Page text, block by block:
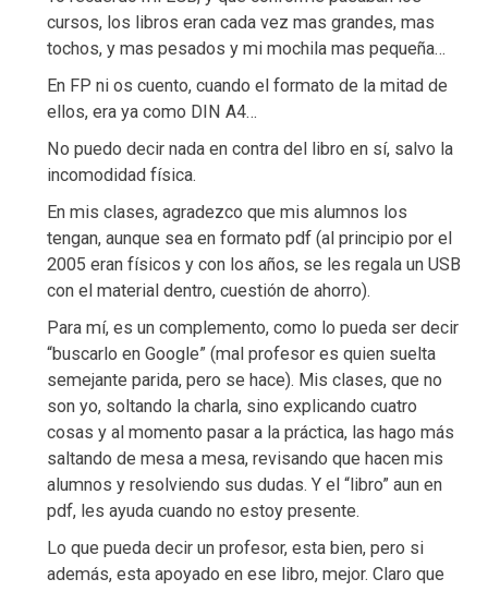
cursos, los libros eran cada vez mas grandes, mas
tochos, y mas pesados y mi mochila mas pequeña…
En FP ni os cuento, cuando el formato de la mitad de
ellos, era ya como DIN A4…
No puedo decir nada en contra del libro en sí, salvo la
incomodidad física.
En mis clases, agradezco que mis alumnos los
tengan, aunque sea en formato pdf (al principio por el
2005 eran físicos y con los años, se les regala un USB
con el material dentro, cuestión de ahorro).
Para mí, es un complemento, como lo pueda ser decir
“buscarlo en Google” (mal profesor es quien suelta
semejante parida, pero se hace). Mis clases, que no
son yo, soltando la charla, sino explicando cuatro
cosas y al momento pasar a la práctica, las hago más
saltando de mesa a mesa, revisando que hacen mis
alumnos y resolviendo sus dudas. Y el “libro” aun en
pdf, les ayuda cuando no estoy presente.
Lo que pueda decir un profesor, esta bien, pero si
además, esta apoyado en ese libro, mejor. Claro que